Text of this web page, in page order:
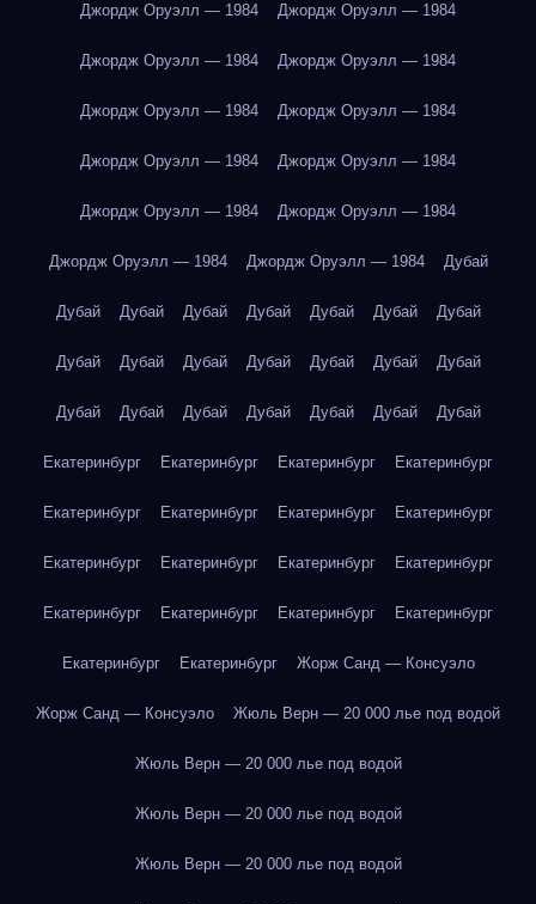
Джордж Оруэлл — 1984 Джордж Оруэлл — 1984
Джордж Оруэлл — 1984 Джордж Оруэлл — 1984
Джордж Оруэлл — 1984 Джордж Оруэлл — 1984
Джордж Оруэлл — 1984 Джордж Оруэлл — 1984
Джордж Оруэлл — 1984 Джордж Оруэлл — 1984
Джордж Оруэлл — 1984 Джордж Оруэлл — 1984 Дубай
Дубай Дубай Дубай Дубай Дубай Дубай Дубай
Дубай Дубай Дубай Дубай Дубай Дубай Дубай
Дубай Дубай Дубай Дубай Дубай Дубай Дубай
Екатеринбург Екатеринбург Екатеринбург Екатеринбург
Екатеринбург Екатеринбург Екатеринбург Екатеринбург
Екатеринбург Екатеринбург Екатеринбург Екатеринбург
Екатеринбург Екатеринбург Екатеринбург Екатеринбург
Екатеринбург Екатеринбург Жорж Санд — Консуэло
Жорж Санд — Консуэло Жюль Верн — 20 000 лье под водой
Жюль Верн — 20 000 лье под водой
Жюль Верн — 20 000 лье под водой
Жюль Верн — 20 000 лье под водой